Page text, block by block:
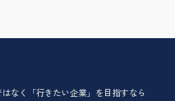
はなく「行きたい企業」を目指すなら